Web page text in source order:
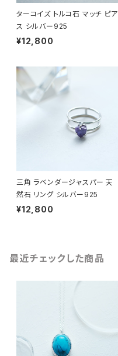
ターコイズ トルコ石 マッチ ピア
ス シルバー925
¥12,800
三角 ラベンダージャスパー 天
然石 リング シルバー925
¥12,800
最近チェックした商品